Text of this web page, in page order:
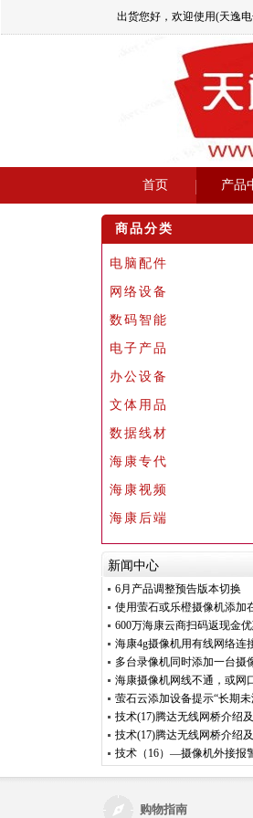
出货您好，欢迎使用(天逸电
首页 产品
商品分类
电脑配件
网络设备
数码智能
电子产品
办公设备
文体用品
数据线材
海康专代
海康视频
海康后端
新闻中心
6月产品调整预告版本切换
使用萤石或乐橙摄像机添加
600万海康云商扫码返现金
海康4g摄像机用有线网络连
多台录像机同时添加一台摄
海康摄像机网线不通，或网
萤石云添加设备提示“长期未
技术(17)腾达无线网桥介绍
技术(17)腾达无线网桥介绍
技术（16）—摄像机外接报
购物指南